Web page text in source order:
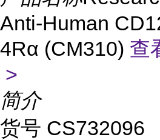
Anti-Human
4Rα (CM310) 查
>
简介
货号 CS732096